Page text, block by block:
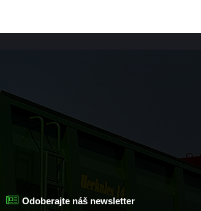
Odoberajte náš newsletter